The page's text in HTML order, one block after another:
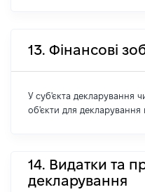
13. Фінансові
У суб'єкта декларування
об'єкти для декларування
14. Видатки та
декларування